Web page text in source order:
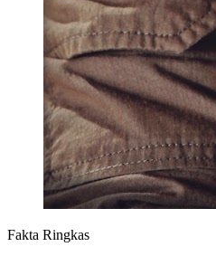
Fakta Ringkas